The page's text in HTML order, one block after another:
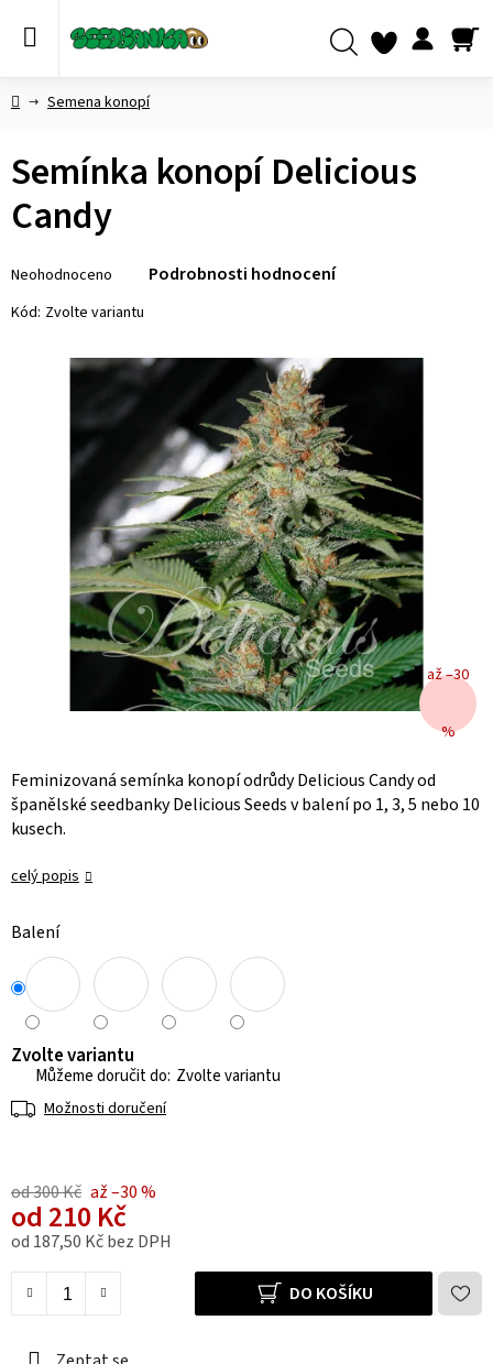
DomůSemena konopí
Feminizovaná semínka konopí odrůdy Delicious Candy od
španělské seedbanky Delicious Seeds v balení po 1, 3, 5 nebo 10
kusech.
celý popis
Balení
Zvolte variantu
Zvolte variantu
Možnosti doručení
od 300 Kč až –30 %
od 210 Kč
od 187,50 Kčbez DPH
DO KOŠÍKU
Semínka konopí Delicious
Candy
hodnocení
produktu
Neohodnoceno Podrobnosti hodnocení
Kód: Zvolte variantu
až –30
%